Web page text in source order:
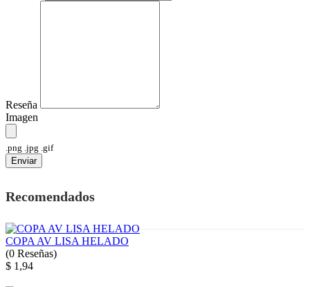
Reseña
Imagen
.png .jpg .gif
Enviar
Recomendados
COPA AV LISA HELADO
(0 Reseñas)
$ 1,94